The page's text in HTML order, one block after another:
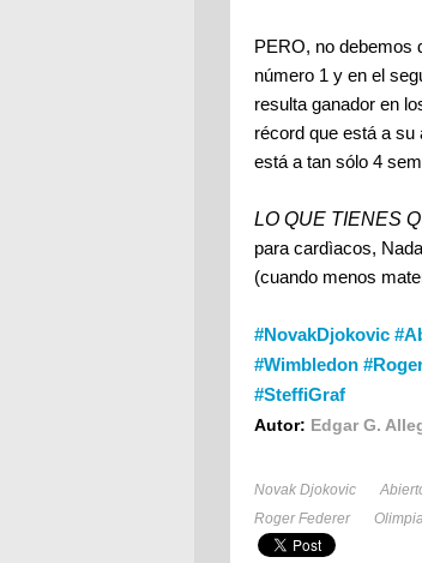
PERO, no debemos
número 1 y en el
resulta ganador en
récord que está a
está a tan sólo 4
LO QUE TIENES
para cardìacos,
(cuando menos
#NovakDjokovic
#Wimbledon
#SteffiGraf
Autor: Edgar G.
Novak Djokovic
Roger Federer